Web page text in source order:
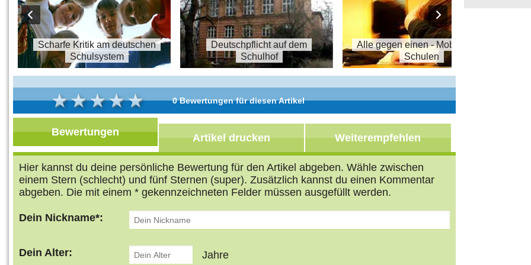
Scharfe Kritik am deutschen
Schulsystem
Deutschpflicht auf dem
Schulhof
Alle gegen einen - Mobbing an
Schulen
0 Bewertungen für diesen Artikel
Bewertungen Artikel drucken Weiterempfehlen
Hier kannst du deine persönliche Bewertung für den Artikel abgeben. Wähle zwischen
einem Stern (schlecht) und fünf Sternen (super). Zusätzlich kannst du einen Kommentar
abgeben. Die mit einem * gekennzeichneten Felder müssen ausgefüllt werden.
Dein Nickname*:
Dein Alter: Jahre